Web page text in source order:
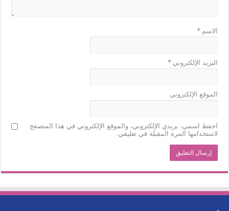
الاسم*
البريد الإلكتروني*
الموقع الإلكتروني
احفظ اسمي، بريدي الإلكتروني، والموقع الإلكتروني في هذا المتصفح
لاستخدامها المرة المقبلة في تعليقي.